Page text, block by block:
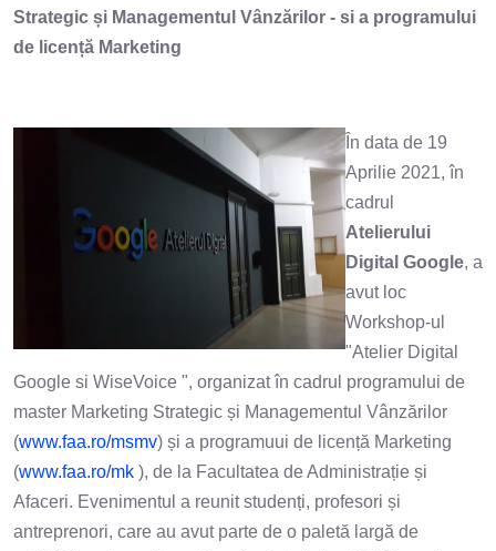
Strategic și Managementul Vânzărilor - si a programului
de licență Marketing
În data de 19
Aprilie 2021, în
cadrul
Atelierului
Digital Google, a
avut loc
Workshop-ul
"Atelier Digital
Google si WiseVoice ", organizat în cadrul programului de
master Marketing Strategic și Managementul Vânzărilor
(www.faa.ro/msmv) și a programuui de licență Marketing
(www.faa.ro/mk ), de la Facultatea de Administrație și
Afaceri. Evenimentul a reunit studenți, profesori și
antreprenori, care au avut parte de o paletă largă de